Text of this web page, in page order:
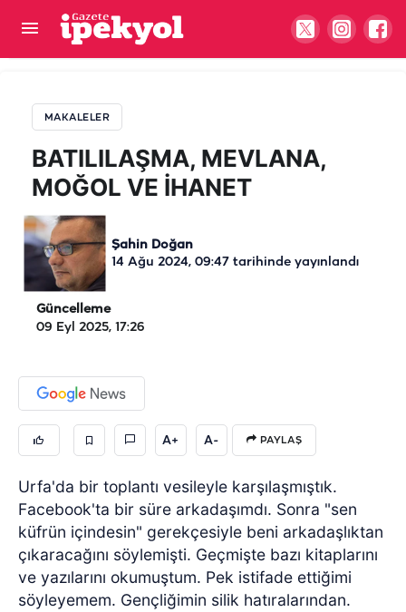
MAKALELER
BATILILAŞMA, MEVLANA,
MOĞOL VE İHANET
Şahin Doğan
14 Ağu 2024, 09:47 tarihinde yayınlandı
Güncelleme
09 Eyl 2025, 17:26
A+ A- PAYLAŞ
Urfa'da bir toplantı vesileyle karşılaşmıştık.
Facebook'ta bir süre arkadaşımdı. Sonra "sen
küfrün içindesin" gerekçesiyle beni arkadaşlıktan
çıkaracağını söylemişti. Geçmişte bazı kitaplarını
ve yazılarını okumuştum. Pek istifade ettiğimi
söyleyemem. Gençliğimin silik hatıralarından.
BATILILAŞMA, MEVLANA, MOĞOL VE İHANET